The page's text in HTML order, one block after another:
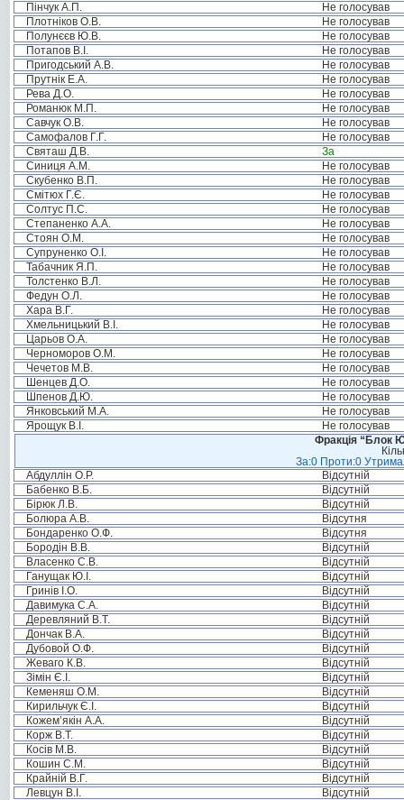
Пінчук А.П.
Не голосував
Плотніков О.В.
Не голосував
Полунєєв Ю.В.
Не голосував
Потапов В.І.
Не голосував
Пригодський А.В.
Не голосував
Прутнік Е.А.
Не голосував
Рева Д.О.
Не голосував
Романюк М.П.
Не голосував
Савчук О.В.
Не голосував
Самофалов Г.Г.
Не голосував
Святаш Д.В.
За
Синиця А.М.
Не голосував
Скубенко В.П.
Не голосував
Смітюх Г.Є.
Не голосував
Солтус П.С.
Не голосував
Степаненко А.А.
Не голосував
Стоян О.М.
Не голосував
Супруненко О.І.
Не голосував
Табачник Я.П.
Не голосував
Толстенко В.Л.
Не голосував
Федун О.Л.
Не голосував
Хара В.Г.
Не голосував
Хмельницький В.І.
Не голосував
Царьов О.А.
Не голосував
Черноморов О.М.
Не голосував
Чечетов М.В.
Не голосував
Шенцев Д.О.
Не голосував
Шпенов Д.Ю.
Не голосував
Янковський М.А.
Не голосував
Ярощук В.І.
Не голосував
Фракція “Блок
За:0 Проти:0
Абдуллін О.Р.
Відсутній
Бабенко В.Б.
Відсутній
Бірюк Л.В.
Відсутній
Болюра А.В.
Відсутня
Бондаренко О.Ф.
Відсутня
Бородін В.В.
Відсутній
Власенко С.В.
Відсутній
Ганущак Ю.І.
Відсутній
Гринів І.О.
Відсутній
Давимука С.А.
Відсутній
Деревляний В.Т.
Відсутній
Дончак В.А.
Відсутній
Дубовой О.Ф.
Відсутній
Жеваго К.В.
Відсутній
Зімін Є.І.
Відсутній
Кеменяш О.М.
Відсутній
Кирильчук Є.І.
Відсутній
Кожем’якін А.А.
Відсутній
Корж В.Т.
Відсутній
Косів М.В.
Відсутній
Кошин С.М.
Відсутній
Крайній В.Г.
Відсутній
Левцун В.І.
Відсутній